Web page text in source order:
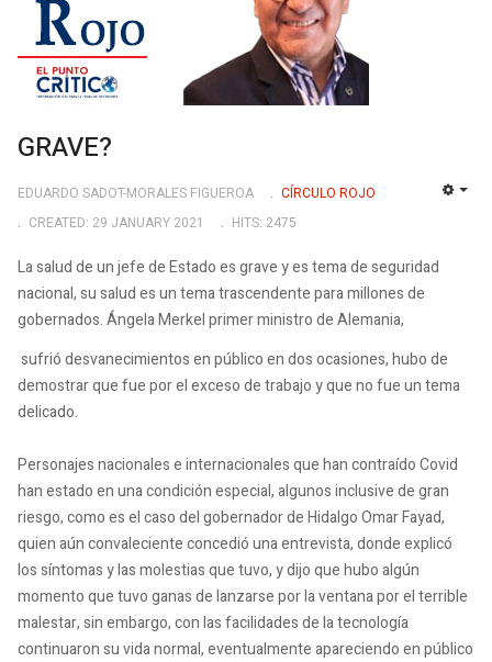
GRAVE?
EDUARDO SADOT-MORALES FIGUEROA
CÍRCULO ROJO
CREATED: 29 JANUARY 2021
HITS: 2475
La salud de un jefe de Estado es grave y es tema de seguridad
nacional, su salud es un tema trascendente para millones de
gobernados. Ángela Merkel primer ministro de Alemania,
sufrió desvanecimientos en público en dos ocasiones, hubo de
demostrar que fue por el exceso de trabajo y que no fue un tema
delicado.
Personajes nacionales e internacionales que han contraído Covid
han estado en una condición especial, algunos inclusive de gran
riesgo, como es el caso del gobernador de Hidalgo Omar Fayad,
quien aún convaleciente concedió una entrevista, donde explicó
los síntomas y las molestias que tuvo, y dijo que hubo algún
momento que tuvo ganas de lanzarse por la ventana por el terrible
malestar, sin embargo, con las facilidades de la tecnología
continuaron su vida normal, eventualmente apareciendo en público